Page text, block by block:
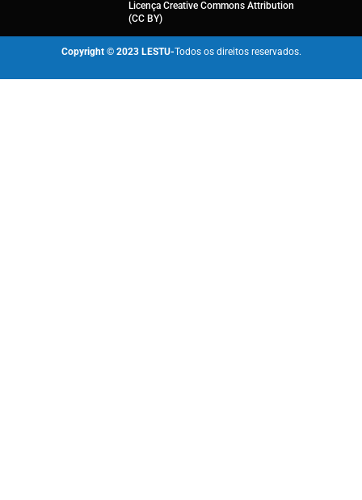
Licença Creative Commons Attribution
(CC BY)
Copyright © 2023 LESTU-Todos os direitos reservados.